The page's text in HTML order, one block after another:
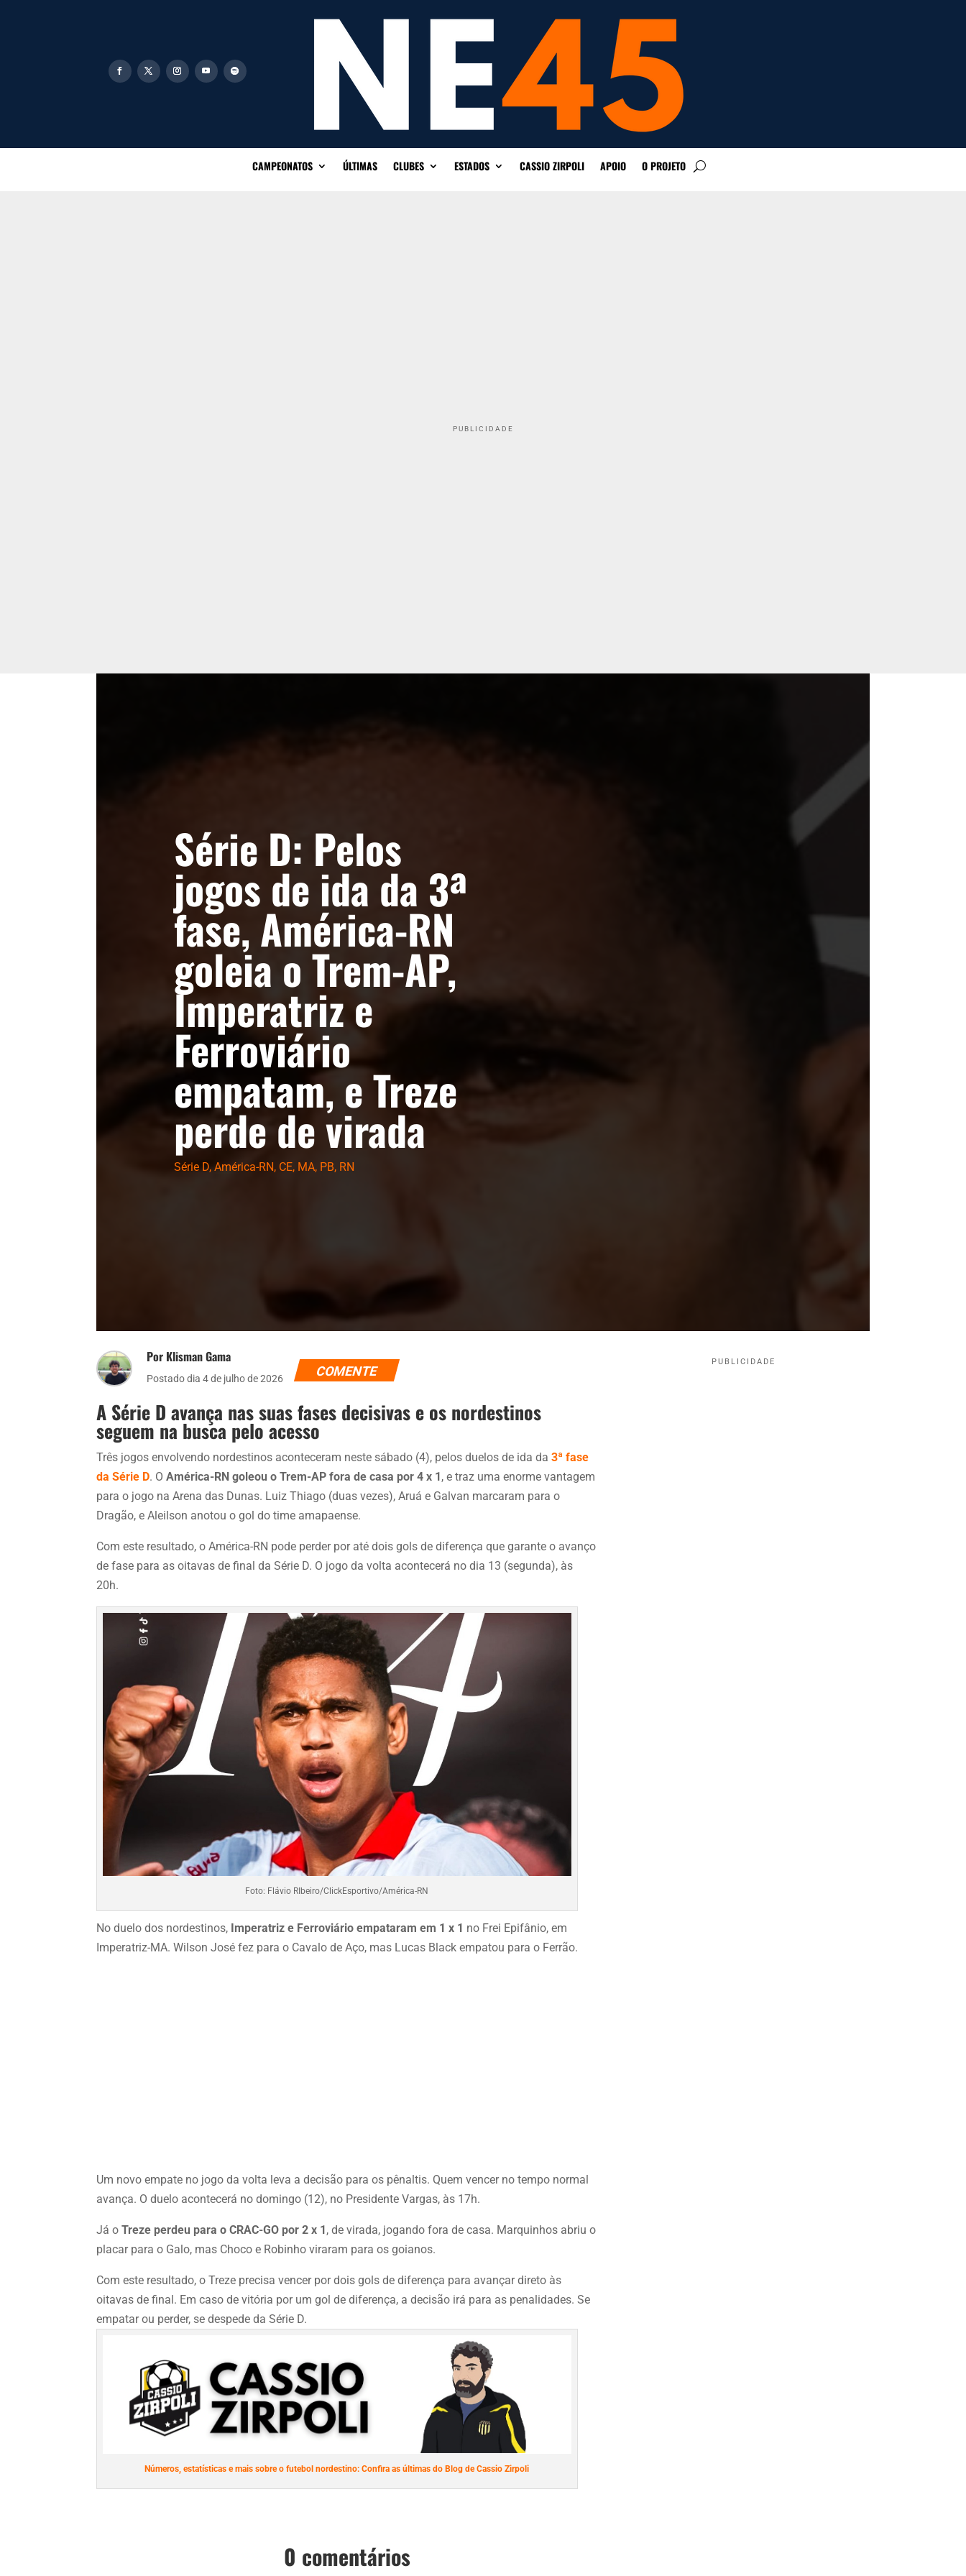
CAMPEONATOS ÚLTIMAS CLUBES ESTADOS CASSIO ZIRPOLI APOIO O PROJETO
PUBLICIDADE
Série D: Pelos
jogos de ida da 3ª
fase, América-RN
goleia o Trem-AP,
Imperatriz e
Ferroviário
empatam, e Treze
perde de virada
Série D, América-RN, CE, MA, PB, RN
Por Klisman Gama
Postado dia 4 de julho de 2026 COMENTE
A Série D avança nas suas fases decisivas e os nordestinos
seguem na busca pelo acesso
Três jogos envolvendo nordestinos aconteceram neste sábado (4), pelos duelos de ida da3ª fase
da Série D. OAmérica-RN goleou o Trem-AP fora de casa por 4 x 1, e traz uma enorme vantagem
para o jogo na Arena das Dunas. Luiz Thiago (duas vezes), Aruá e Galvan marcaram para o
Dragão, e Aleilson anotou o gol do time amapaense.
Com este resultado, o América-RN pode perder por até dois gols de diferença que garante o avanço
de fase para as oitavas de final da Série D. O jogo da volta acontecerá no dia 13 (segunda), às
20h.
Foto: Flávio RIbeiro/ClickEsportivo/América-RN
No duelo dos nordestinos, Imperatriz e Ferroviário empataram em 1 x 1 no Frei Epifânio, em
Imperatriz-MA. Wilson José fez para o Cavalo de Aço, mas Lucas Black empatou para o Ferrão.
Um novo empate no jogo da volta leva a decisão para os pênaltis. Quem vencer no tempo normal
avança. O duelo acontecerá no domingo (12), no Presidente Vargas, às 17h.
Já oTreze perdeu para o CRAC-GO por 2 x 1, de virada, jogando fora de casa. Marquinhos abriu o
placar para o Galo, mas Choco e Robinho viraram para os goianos.
Com este resultado, o Treze precisa vencer por dois gols de diferença para avançar direto às
oitavas de final. Em caso de vitória por um gol de diferença, a decisão irá para as penalidades. Se
empatar ou perder, se despede da Série D.
Números, estatísticas e mais sobre o futebol nordestino: Confira as últimas do Blog de Cassio Zirpoli
0 comentários
PUBLICIDADE